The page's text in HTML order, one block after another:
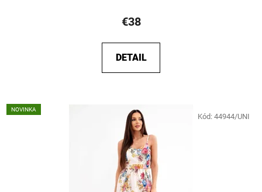
€38
DETAIL
NOVINKA
Kód: 44944/UNI